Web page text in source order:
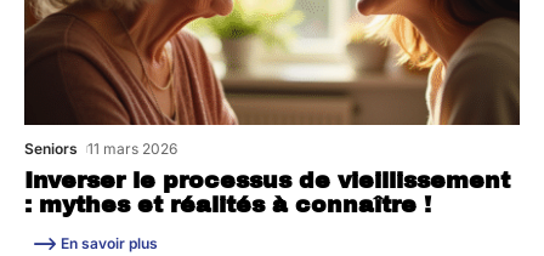
Inverser le processus de vieillissement
: mythes et réalités à connaître !
Seniors 11 mars 2026
En savoir plus